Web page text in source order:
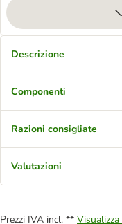
Descrizione
Componenti
Razioni consigliate
Valutazioni
Prezzi IVA incl. **